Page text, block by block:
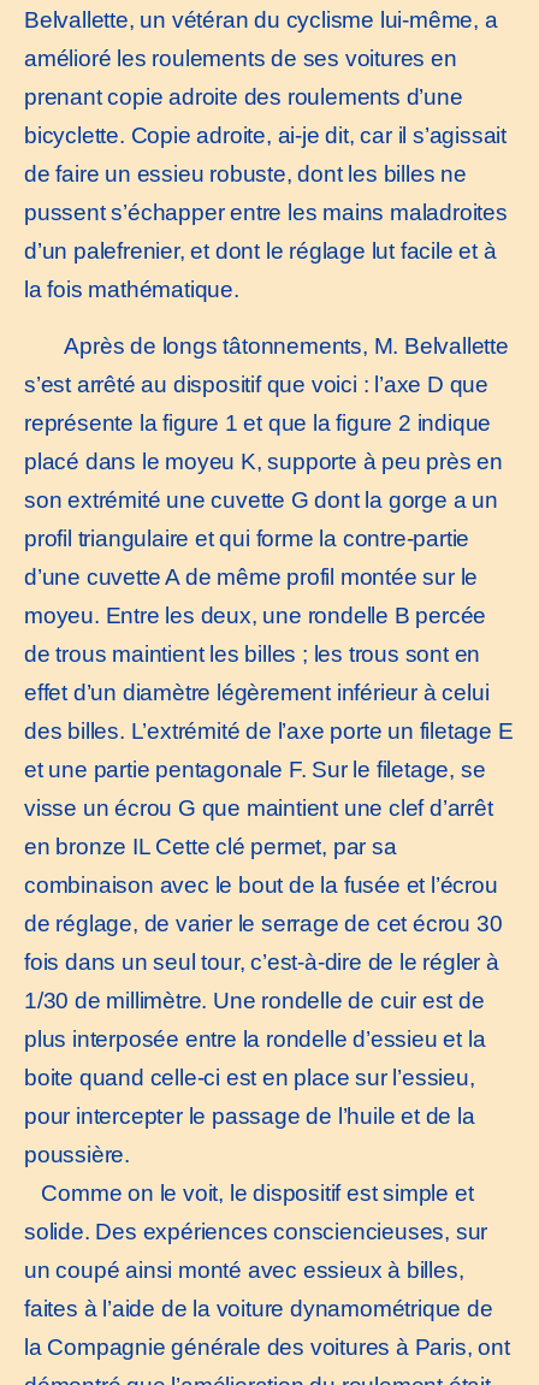
Belvallette, un vétéran du cyclisme lui-même, a
amélioré les roulements de ses voitures en
prenant copie adroite des roulements d’une
bicyclette. Copie adroite, ai-je dit, car il s’agissait
de faire un essieu robuste, dont les billes ne
pussent s’échapper entre les mains maladroites
d’un palefrenier, et dont le réglage lut facile et à
la fois mathématique.
Après de longs tâtonnements, M. Belvallette
s’est arrêté au dispositif que voici : l’axe D que
représente la figure 1 et que la figure 2 indique
placé dans le moyeu K, supporte à peu près en
son extrémité une cuvette G dont la gorge a un
profil triangulaire et qui forme la contre-partie
d’une cuvette A de même profil montée sur le
moyeu. Entre les deux, une rondelle B percée
de trous maintient les billes ; les trous sont en
effet d’un diamètre légèrement inférieur à celui
des billes. L’extrémité de l’axe porte un filetage E
et une partie pentagonale F. Sur le filetage, se
visse un écrou G que maintient une clef d’arrêt
en bronze IL Cette clé permet, par sa
combinaison avec le bout de la fusée et l’écrou
de réglage, de varier le serrage de cet écrou 30
fois dans un seul tour, c’est-à-dire de le régler à
1/30 de millimètre. Une rondelle de cuir est de
plus interposée entre la rondelle d’essieu et la
boite quand celle-ci est en place sur l’essieu,
pour intercepter le passage de l’huile et de la
poussière.
Comme on le voit, le dispositif est simple et
solide. Des expériences consciencieuses, sur
un coupé ainsi monté avec essieux à billes,
faites à l’aide de la voiture dynamométrique de
la Compagnie générale des voitures à Paris, ont